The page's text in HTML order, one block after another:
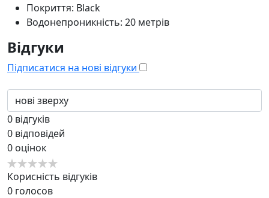
Покриття: Black
Водонепроникність: 20 метрів
Відгуки
Підписатися на нові відгуки
0 відгуків
0 відповідей
0 оцінок
Корисність відгуків
0 голосов